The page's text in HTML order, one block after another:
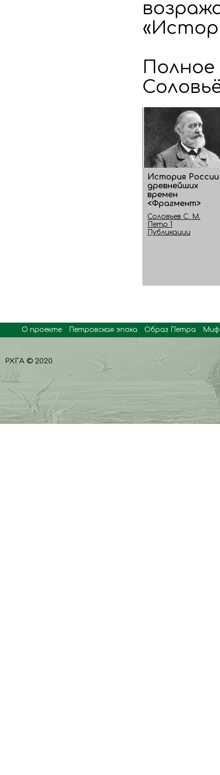
Полное
История
древнейших
времен
<Фрагмент>
Соловьев С. М.
Петр 1
Публикации
О проекте Петровская эпоха Образ Петра
РХГА © 2020